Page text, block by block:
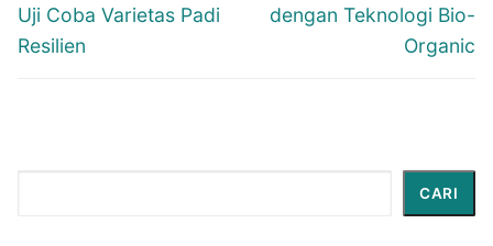
Uji Coba Varietas Padi
Resilien
dengan Teknologi Bio-
Organic
CARI